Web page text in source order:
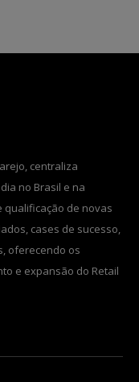
12,345
Seguidores
centraliza
no Brasil e na
qualificação de novas
cases de sucesso,
oferecendo os
e expansão do Retail